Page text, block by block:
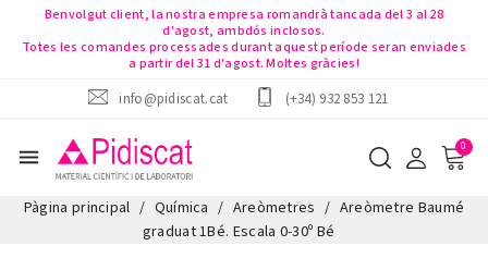
Benvolgut client, la nostra empresa romandrà tancada del 3 al 28
d'agost, ambdós inclosos.
Totes les comandes processades durant aquest període seran enviades
a partir del 31 d'agost. Moltes gràcies!
info@pidiscat.cat
(+34) 932 853 121
menu
Pàgina principal Química Areòmetres
Areòmetre Baumé
graduat 1Bé. Escala 0-30º Bé